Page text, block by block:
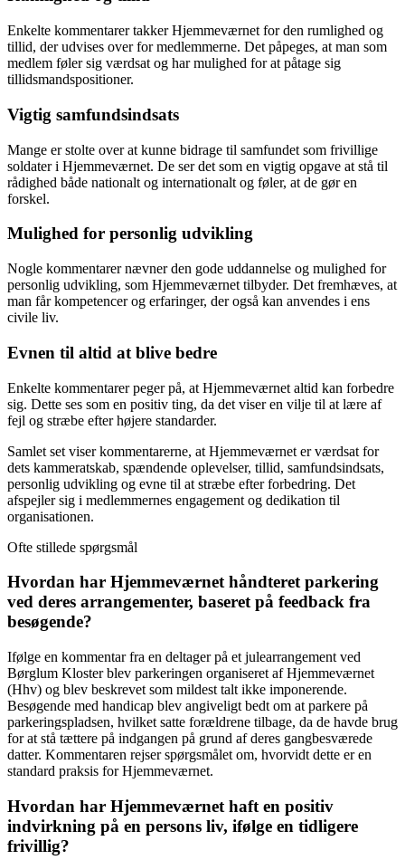
Enkelte kommentarer takker Hjemmeværnet for den rumlighed og
tillid, der udvises over for medlemmerne. Det påpeges, at man som
medlem føler sig værdsat og har mulighed for at påtage sig
tillidsmandspositioner.
Vigtig samfundsindsats
Mange er stolte over at kunne bidrage til samfundet som frivillige
soldater i Hjemmeværnet. De ser det som en vigtig opgave at stå til
rådighed både nationalt og internationalt og føler, at de gør en
forskel.
Mulighed for personlig udvikling
Nogle kommentarer nævner den gode uddannelse og mulighed for
personlig udvikling, som Hjemmeværnet tilbyder. Det fremhæves, at
man får kompetencer og erfaringer, der også kan anvendes i ens
civile liv.
Evnen til altid at blive bedre
Enkelte kommentarer peger på, at Hjemmeværnet altid kan forbedre
sig. Dette ses som en positiv ting, da det viser en vilje til at lære af
fejl og stræbe efter højere standarder.
Samlet set viser kommentarerne, at Hjemmeværnet er værdsat for
dets kammeratskab, spændende oplevelser, tillid, samfundsindsats,
personlig udvikling og evne til at stræbe efter forbedring. Det
afspejler sig i medlemmernes engagement og dedikation til
organisationen.
Ofte stillede spørgsmål
Hvordan har Hjemmeværnet håndteret parkering
ved deres arrangementer, baseret på feedback fra
besøgende?
Ifølge en kommentar fra en deltager på et julearrangement ved
Børglum Kloster blev parkeringen organiseret af Hjemmeværnet
(Hhv) og blev beskrevet som mildest talt ikke imponerende.
Besøgende med handicap blev angiveligt bedt om at parkere på
parkeringspladsen, hvilket satte forældrene tilbage, da de havde brug
for at stå tættere på indgangen på grund af deres gangbesværede
datter. Kommentaren rejser spørgsmålet om, hvorvidt dette er en
standard praksis for Hjemmeværnet.
Hvordan har Hjemmeværnet haft en positiv
indvirkning på en persons liv, ifølge en tidligere
frivillig?